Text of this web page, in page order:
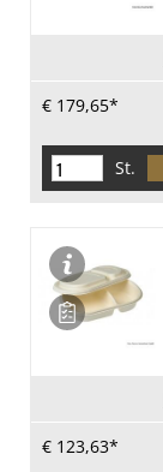
€ 179,65*
St.
€ 123,63*